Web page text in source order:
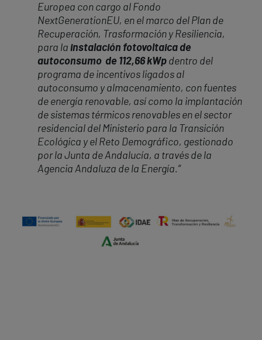
Europea con cargo al Fondo
NextGenerationEU, en el marco del Plan de
Recuperación, Trasformación y Resiliencia,
para la instalación fotovoltaica de
autoconsumo de 112,66 kWp dentro del
programa de incentivos ligados al
autoconsumo y almacenamiento, con fuentes
de energía renovable, así como la implantación
de sistemas térmicos renovables en el sector
residencial del Ministerio para la Transición
Ecológica y el Reto Demográfico, gestionado
por la Junta de Andalucía, a través de la
Agencia Andaluza de la Energía.”